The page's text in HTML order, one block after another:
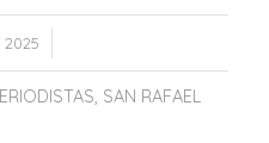
2025
, SAN RAFAEL